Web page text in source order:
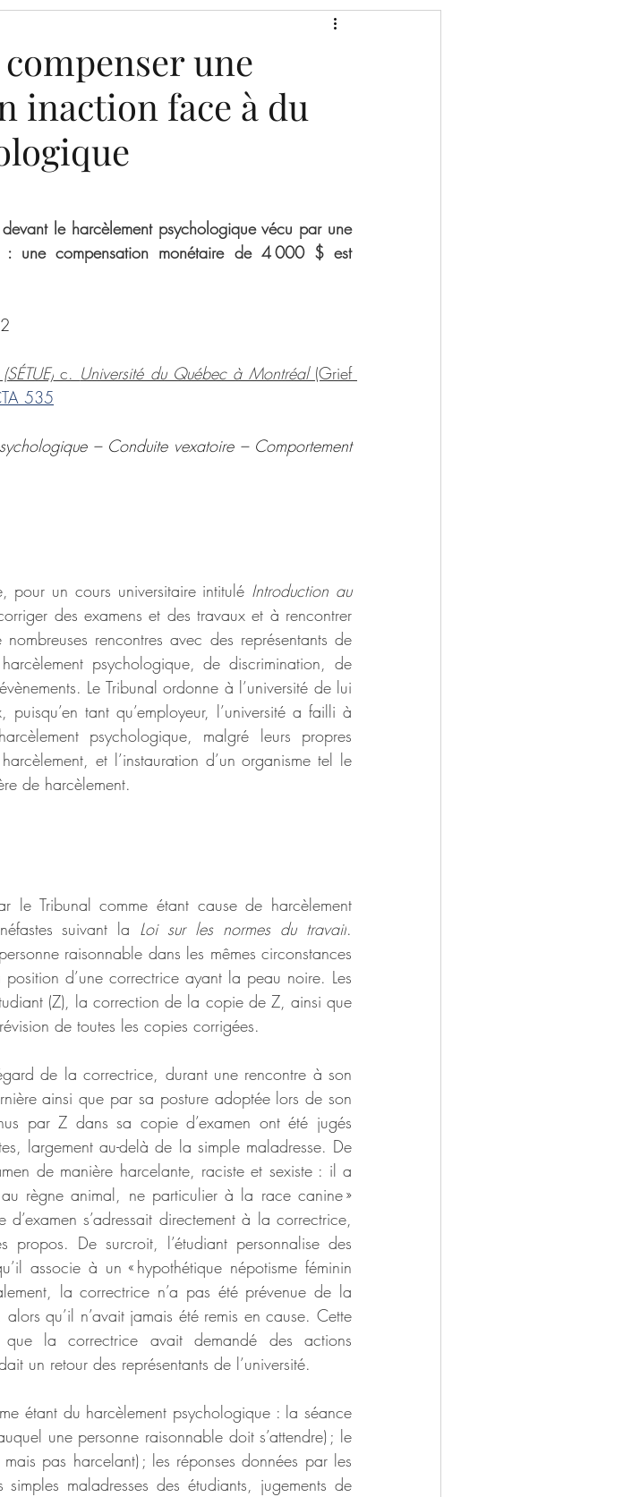
responsable en recherche
une
inaction face à du
le harcèlement psychologique vécu par une
une compensation monétaire de 4 000 $ est
c. Université du Québec à Montréal (Grief
535
– Conduite vexatoire – Comportement
un cours universitaire intitulé Introduction au
des examens et des travaux et à rencontrer
rencontres avec des représentants de
psychologique, de discrimination, de
Le Tribunal ordonne à l’université de lui
tant qu’employeur, l’université a failli à
psychologique, malgré leurs propres
et l’instauration d’un organisme tel le
de harcèlement.
le Tribunal comme étant cause de harcèlement
suivant la Loi sur les normes du travail.
raisonnable dans les mêmes circonstances
d’une correctrice ayant la peau noire. Les
(Z), la correction de la copie de Z, ainsi que
de toutes les copies corrigées.
de la correctrice, durant une rencontre à son
ainsi que par sa posture adoptée lors de son
par Z dans sa copie d’examen ont été jugés
largement au-delà de la simple maladresse. De
de manière harcelante, raciste et sexiste : il a
au règne animal, ne particulier à la race canine »
s’adressait directement à la correctrice,
De surcroit, l’étudiant personnalise des
associe à un « hypothétique népotisme féminin
la correctrice n’a pas été prévenue de la
qu’il n’avait jamais été remis en cause. Cette
la correctrice avait demandé des actions
un retour des représentants de l’université.
étant du harcèlement psychologique : la séance
une personne raisonnable doit s’attendre) ; le
pas harcelant) ; les réponses données par les
maladresses des étudiants, jugements de